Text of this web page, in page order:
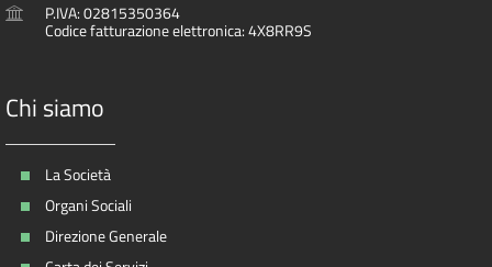
P.IVA: 02815350364
Codice fatturazione elettronica: 4X8RR9S
Chi siamo
La Società
Organi Sociali
Direzione Generale